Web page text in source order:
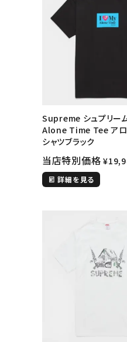
ACCOUNT MENU
ようこそ ゲスト 様
会
Supreme シュプリー
Alone Time Tee アロ
シャツブラック
当店特別価格 ¥
詳細を見る